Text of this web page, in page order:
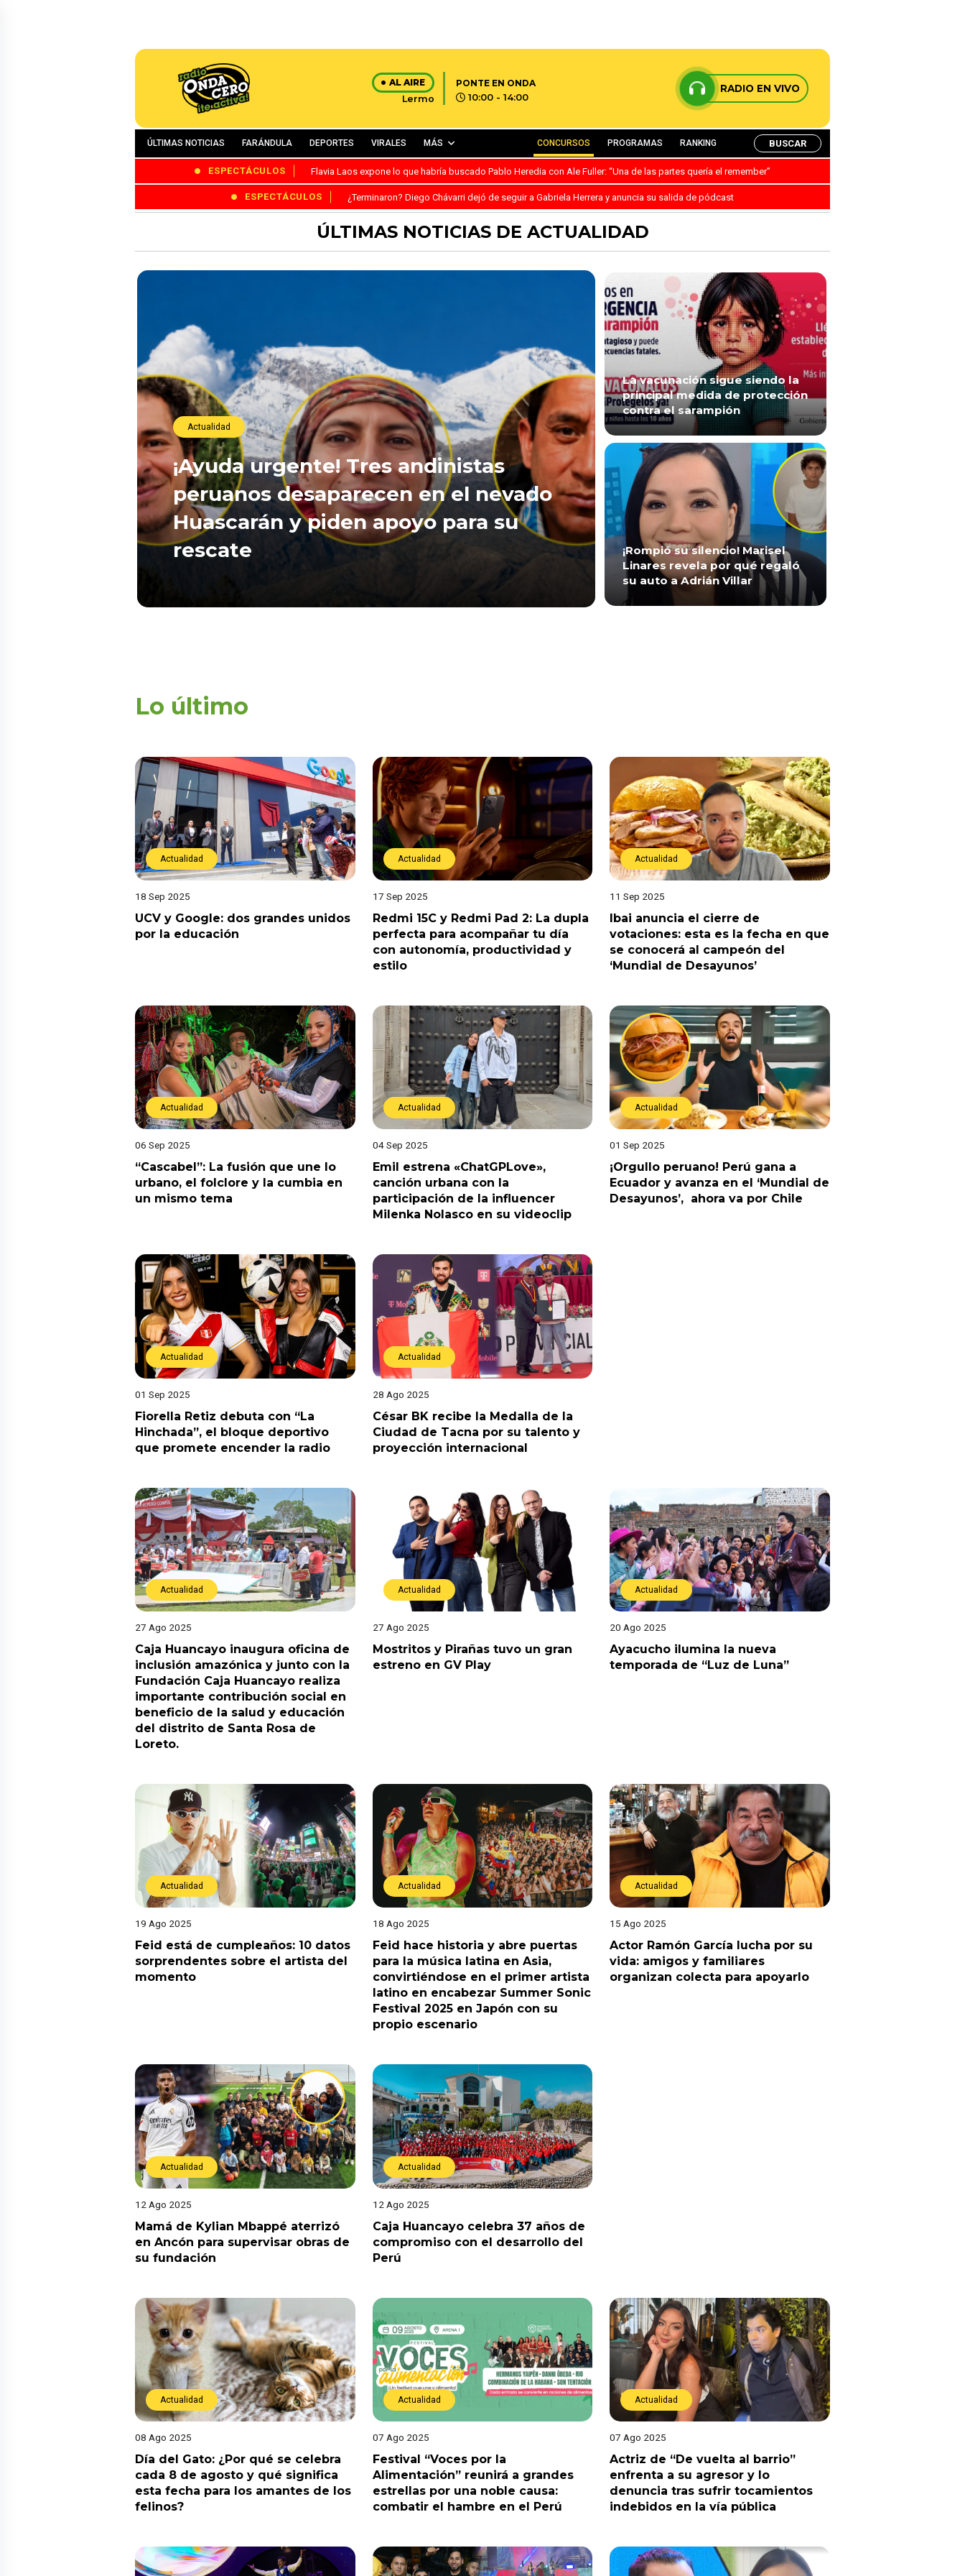
AL AIRE
Lermo
PONTE EN ONDA
10:00 - 14:00
RADIO EN VIVO
ÚLTIMAS NOTICIAS FARÁNDULA DEPORTES VIRALES MÁS CONCURSOS PROGRAMAS RANKING BUSCAR
ESPECTÁCULOS Flavia Laos expone lo que habría buscado Pablo Heredia con Ale Fuller: “Una de las partes quería el remember”
ESPECTÁCULOS ¿Terminaron? Diego Chávarri dejó de seguir a Gabriela Herrera y anuncia su salida de pódcast
ÚLTIMAS NOTICIAS DE ACTUALIDAD
Actualidad
¡Ayuda urgente! Tres andinistas
peruanos desaparecen en el nevado
Huascarán y piden apoyo para su
rescate
La vacunación sigue siendo la
principal medida de protección
contra el sarampión
¡Rompió su silencio! Marisel
Linares revela por qué regaló
su auto a Adrián Villar
Lo último
Actualidad
18 Sep 2025
UCV y Google: dos grandes unidos
por la educación
Actualidad
17 Sep 2025
Redmi 15C y Redmi Pad 2: La dupla
perfecta para acompañar tu día
con autonomía, productividad y
estilo
Actualidad
11 Sep 2025
Ibai anuncia el cierre de
votaciones: esta es la fecha en que
se conocerá al campeón del
‘Mundial de Desayunos’
Actualidad
06 Sep 2025
“Cascabel”: La fusión que une lo
urbano, el folclore y la cumbia en
un mismo tema
Actualidad
04 Sep 2025
Emil estrena «ChatGPLove»,
canción urbana con la
participación de la influencer
Milenka Nolasco en su videoclip
Actualidad
01 Sep 2025
¡Orgullo peruano! Perú gana a
Ecuador y avanza en el ‘Mundial de
Desayunos’, ahora va por Chile
Actualidad
01 Sep 2025
Fiorella Retiz debuta con “La
Hinchada”, el bloque deportivo
que promete encender la radio
Actualidad
28 Ago 2025
César BK recibe la Medalla de la
Ciudad de Tacna por su talento y
proyección internacional
Actualidad
27 Ago 2025
Caja Huancayo inaugura oficina de
inclusión amazónica y junto con la
Fundación Caja Huancayo realiza
importante contribución social en
beneficio de la salud y educación
del distrito de Santa Rosa de
Loreto.
Actualidad
27 Ago 2025
Mostritos y Pirañas tuvo un gran
estreno en GV Play
Actualidad
20 Ago 2025
Ayacucho ilumina la nueva
temporada de “Luz de Luna”
Actualidad
19 Ago 2025
Feid está de cumpleaños: 10 datos
sorprendentes sobre el artista del
momento
Actualidad
18 Ago 2025
Feid hace historia y abre puertas
para la música latina en Asia,
convirtiéndose en el primer artista
latino en encabezar Summer Sonic
Festival 2025 en Japón con su
propio escenario
Actualidad
15 Ago 2025
Actor Ramón García lucha por su
vida: amigos y familiares
organizan colecta para apoyarlo
Actualidad
12 Ago 2025
Mamá de Kylian Mbappé aterrizó
en Ancón para supervisar obras de
su fundación
Actualidad
12 Ago 2025
Caja Huancayo celebra 37 años de
compromiso con el desarrollo del
Perú
Actualidad
08 Ago 2025
Día del Gato: ¿Por qué se celebra
cada 8 de agosto y qué significa
esta fecha para los amantes de los
felinos?
Actualidad
07 Ago 2025
Festival “Voces por la
Alimentación” reunirá a grandes
estrellas por una noble causa:
combatir el hambre en el Perú
Actualidad
07 Ago 2025
Actriz de “De vuelta al barrio”
enfrenta a su agresor y lo
denuncia tras sufrir tocamientos
indebidos en la vía pública